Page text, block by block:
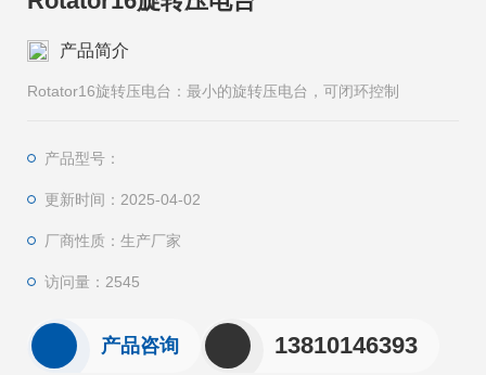
产品简介
Rotator16旋转压电台：最⼩的旋转压电台，可闭环控制
产品型号：
更新时间：2025-04-02
厂商性质：生产厂家
访问量：2545
产品咨询 13810146393